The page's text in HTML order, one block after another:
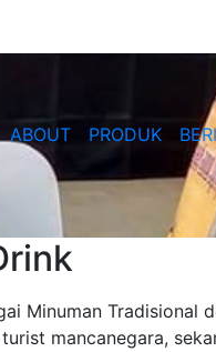
ABOUT PRODUK
Minuman Tradisional
mancanegara,